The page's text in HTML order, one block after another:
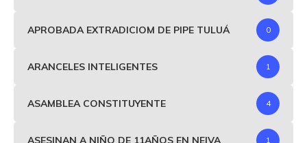
APROBADA EXTRADICIOM DE PIPE TULUÁ 0
ARANCELES INTELIGENTES 1
ASAMBLEA CONSTITUYENTE 4
ASESINAN A NIÑO DE 11AÑOS EN NEIVA 1